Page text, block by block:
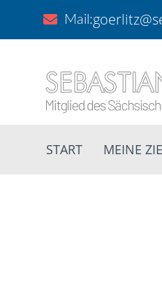
Mail:
START MEINE